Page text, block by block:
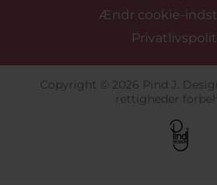
Ændr cookie-
Copyright © 2026 Pind J.
rettigheder